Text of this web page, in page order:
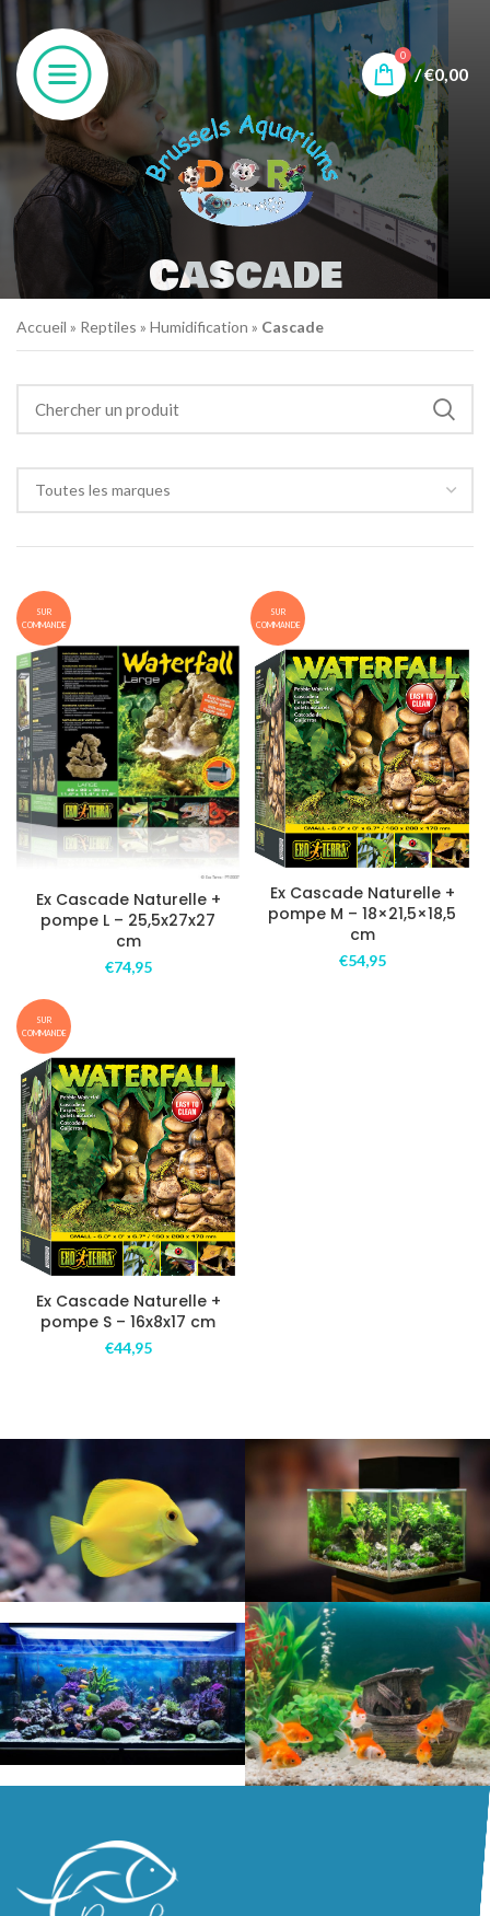
0
/€0,00
Cascade
Accueil » Reptiles » Humidification » Cascade
Toutes les marques
SUR
COMMANDE
Ex Cascade Naturelle +
pompe L – 25,5x27x27
cm
€74,95
SUR
COMMANDE
Ex Cascade Naturelle +
pompe M – 18×21,5×18,5
cm
€54,95
SUR
COMMANDE
Ex Cascade Naturelle +
pompe S – 16x8x17 cm
€44,95